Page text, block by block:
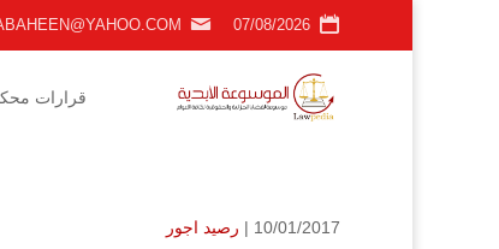
07/08/2026
قرارات
10/01/2017 | رصيد اجور